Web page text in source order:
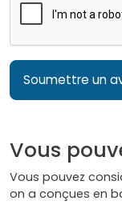
Soumettre un
Vous
Vous pouvez
on a conçues en